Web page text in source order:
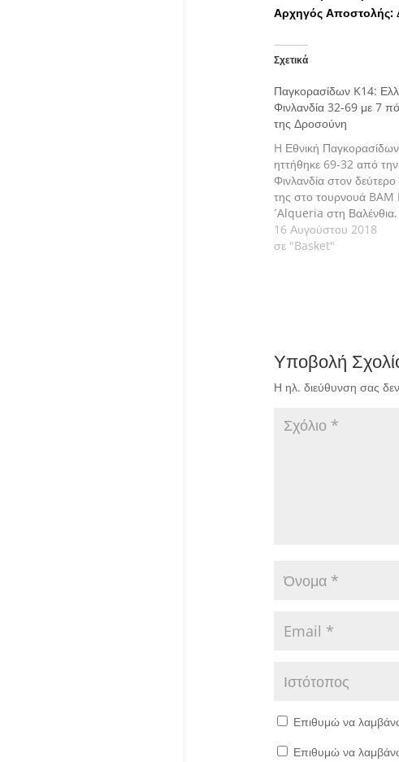
Αρχηγός Αποστολής:
Σχετικά
Παγκορασίδων K14:
Φινλανδία 32-69 με 7
της Δροσούνη
H Εθνική
ηττήθηκε 69-32 από την
Φινλανδία στον
της στο τουρνουά BAM
´Alqueria στη Βαλένθια.
16 Αυγούστου 2018
σε "Basket"
Υποβολή
Η ηλ. διεύθυνση σας
Επιθυμώ να
Επιθυμώ να